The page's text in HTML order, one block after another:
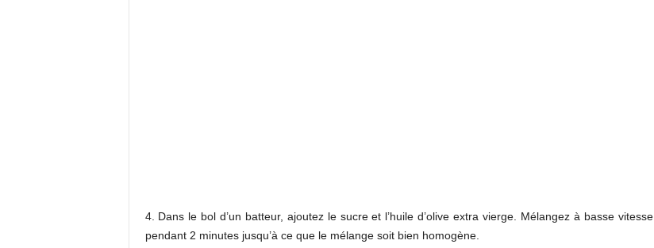
4. Dans le bol d’un batteur, ajoutez le sucre et l’huile d’olive extra vierge. Mélangez à basse vitesse
pendant 2 minutes jusqu’à ce que le mélange soit bien homogène.